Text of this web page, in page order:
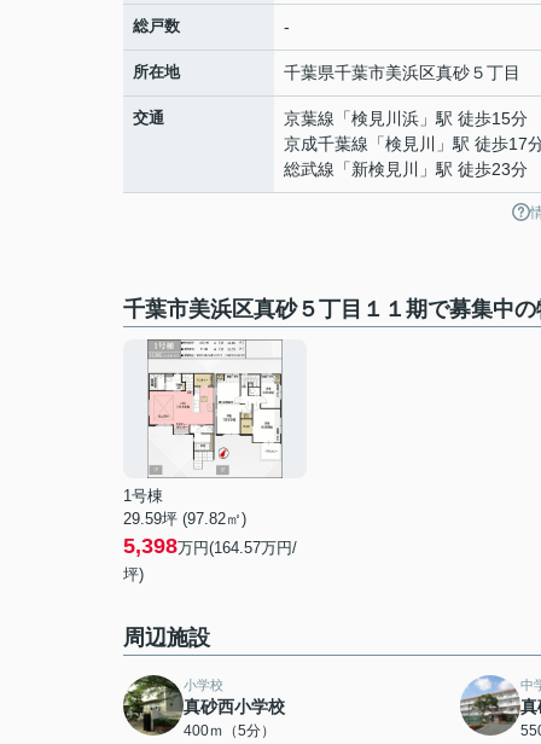
総戸数 -
所在地 千葉県千葉市美浜区真砂５丁目
交通 京葉線 「検見川浜 」駅 徒歩15分
京成千葉線 「検見川
」駅 徒歩17
総武線 「新検見川 」駅 徒歩23分
千葉市美浜区真砂５丁目１１期で募集中の
1号棟
29.59坪 (97.82㎡)
5,398万円(164.57万円/
坪)
周辺施設
小学校
真砂西小学校
400ｍ（5分）
中
真